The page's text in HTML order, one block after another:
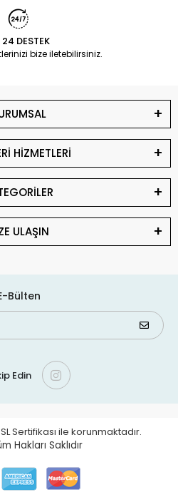
DESTEK
bize iletebilirsiniz.
HİZMETLERİ
ULAŞIN
Bülten
Edin
Sertifikası ile korunmaktadır.
Hakları Saklıdır